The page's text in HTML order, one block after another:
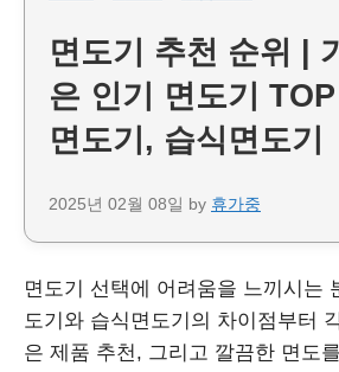
면도기 추천 순위 |
은 인기 면도기 TOP
면도기, 습식면도기
2025년 02월 08일 by 휴가중
면도기 선택에 어려움을 느끼시는
도기와 습식면도기의 차이점부터
은 제품 추천, 그리고 깔끔한 면도